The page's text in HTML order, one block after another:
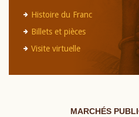
Histoire du Franc
Billets et pièces
Visite virtuelle
MARCHÉS